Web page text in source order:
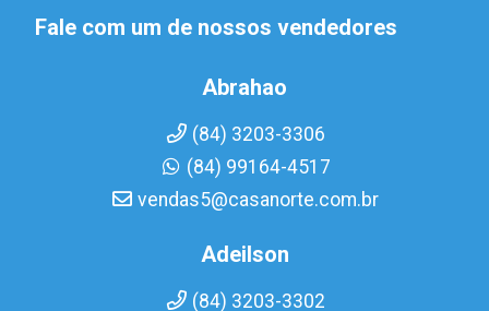
Fale com um de nossos vendedores
Abrahao
(84) 3203-3306
(84) 99164-4517
vendas5@casanorte.com.br
Adeilson
(84) 3203-3302